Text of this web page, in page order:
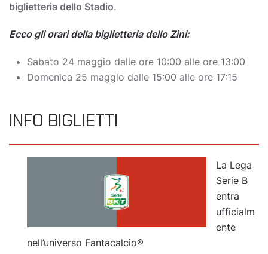
biglietteria dello Stadio.
Ecco gli orari della biglietteria dello Zini:
Sabato 24 maggio dalle ore 10:00 alle ore 13:00
Domenica 25 maggio dalle 15:00 alle ore 17:15
INFO BIGLIETTI
La Lega
Serie B
entra
ufficialm
ente
nell’universo Fantacalcio®